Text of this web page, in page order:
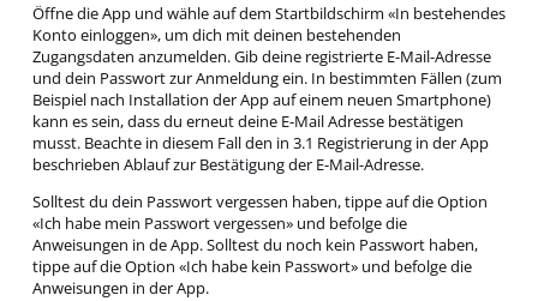
Öffne die App und wähle auf dem Startbildschirm «In bestehendes
Konto einloggen», um dich mit deinen bestehenden
Zugangsdaten anzumelden. Gib deine registrierte E-Mail-Adresse
und dein Passwort zur Anmeldung ein. In bestimmten Fällen (zum
Beispiel nach Installation der App auf einem neuen Smartphone)
kann es sein, dass du erneut deine E-Mail Adresse bestätigen
musst. Beachte in diesem Fall den in 3.1 Registrierung in der App
beschrieben Ablauf zur Bestätigung der E-Mail-Adresse.
Solltest du dein Passwort vergessen haben, tippe auf die Option
«Ich habe mein Passwort vergessen» und befolge die
Anweisungen in de App. Solltest du noch kein Passwort haben,
tippe auf die Option «Ich habe kein Passwort» und befolge die
Anweisungen in der App.